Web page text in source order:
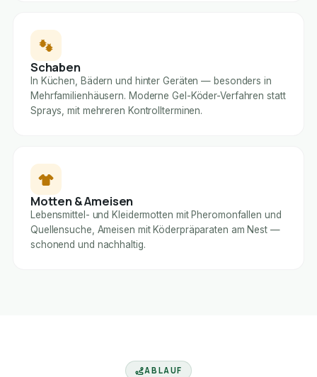
Schaben
In Küchen, Bädern und hinter Geräten — besonders in
Mehrfamilienhäusern. Moderne Gel-Köder-Verfahren statt
Sprays, mit mehreren Kontrollterminen.
Motten & Ameisen
Lebensmittel- und Kleidermotten mit Pheromonfallen und
Quellensuche, Ameisen mit Köderpräparaten am Nest —
schonend und nachhaltig.
ABLAUF